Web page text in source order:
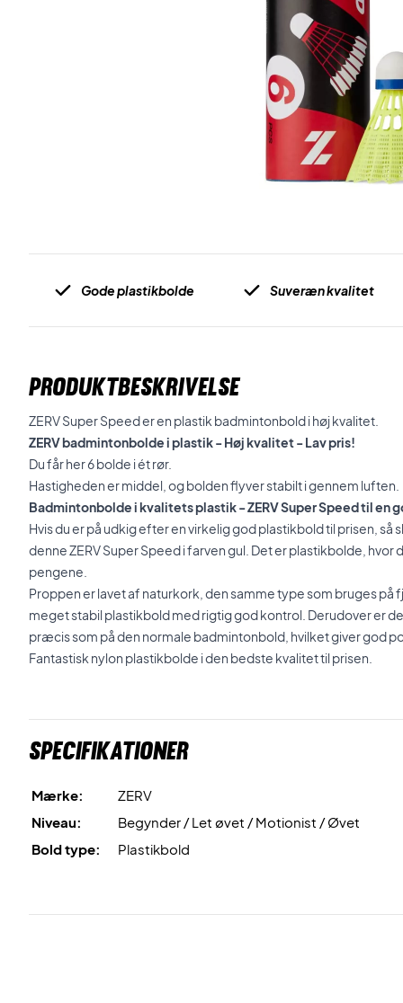
Gode plastikbolde Suveræn kvalitet
PRODUKTBESKRIVELSE
ZERV Super Speed er en plastik badmintonbold i høj kvalitet.
ZERV badmintonbolde i plastik - Høj kvalitet - Lav pris!
Du får her 6 bolde i ét rør.
Hastigheden er middel, og bolden flyver stabilt i gennem luften.
Badmintonbolde i kvalitets plastik - ZERV Super Speed til en
Hvis du er på udkig efter en virkelig god plastikbold til prisen, så
denne ZERV Super Speed i farven gul. Det er plastikbolde, hvor
pengene.
Proppen er lavet af naturkork, den samme type som bruges på
meget stabil plastikbold med rigtig god kontrol. Derudover er
præcis som på den normale badmintonbold, hvilket giver god
Fantastisk nylon plastikbolde i den bedste kvalitet til prisen.
Specifikationer
Mærke:
ZERV
Niveau:
Begynder / Let øvet / Motionist / Øvet
Bold type:
Plastikbold